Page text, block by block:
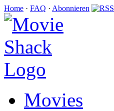
Home · FAQ · Abonnieren
Movies